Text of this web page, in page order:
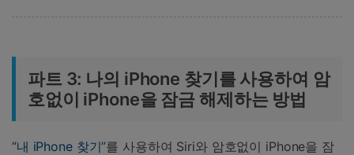
파트 3: 나의 iPhone 찾기를 사용하여 암
호없이 iPhone을 잠금 해제하는 방법
“내 iPhone 찾기”를 사용하여 Siri와 암호없이 iPhone을 잠